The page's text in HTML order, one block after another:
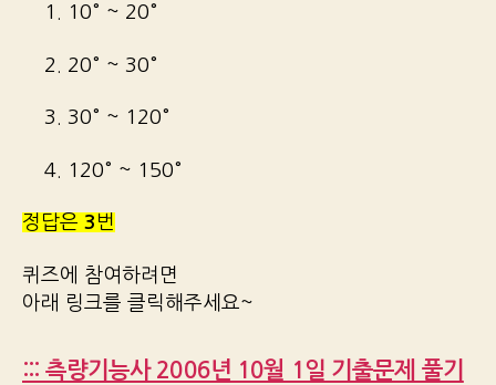
1. 10° ~ 20°
2. 20° ~ 30°
3. 30° ~ 120°
4. 120° ~ 150°
정답은 3 번
퀴즈에 참여하려면
아래 링크를 클릭해주세요~
::: 측량기능사 2006년 10월 1일 기출문제 풀기